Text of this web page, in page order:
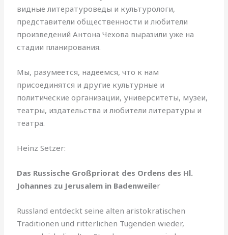
видные литературоведы и культурологи,
представители общественности и любители
произведений Антона Чехова выразили уже на
стадии планирования.
Мы, разумеется, надеемся, что к нам
присоединятся и другие культурные и
политические организации, университеты, музеи,
театры, издательства и любители литературы и
театра.
Heinz Setzer:
Das Russische Großpriorat des Ordens des Hl.
Johannes zu Jerusalem in Badenweiler
Russland entdeckt seine alten aristokratischen
Traditionen und ritterlichen Tugenden wieder,